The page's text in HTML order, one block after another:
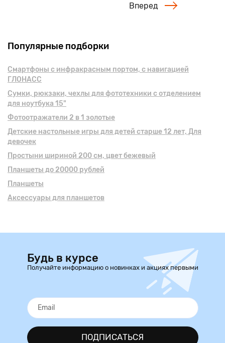
Вперед
Популярные подборки
Смартфоны с инфракрасным портом, с навигацией
ГЛОНАСС
Сумки, рюкзаки, чехлы для фототехники с отделением
для ноутбука 15"
Фотоотражатели 2 в 1 золотые
Детские настольные игры для детей старше 12 лет, Для
девочек
Простыни шириной 200 см, цвет бежевый
Планшеты до 20000 рублей
Планшеты
Аксессуары для планшетов
Будь в курсе
Получайте информацию о новинках и акциях первыми
ПОДПИСАТЬСЯ